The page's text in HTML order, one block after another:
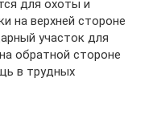
для охоты и
на верхней стороне
участок для
обратной стороне
в трудных